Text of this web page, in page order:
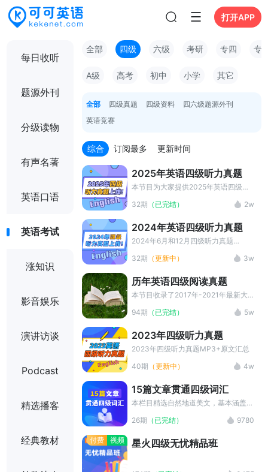
打开APP
每日收听
题源外刊
分级读物
有声名著
英语口语
英语考试
涨知识
影音娱乐
演讲访谈
Podcast
精选播客
经典教材
全部 四级 六级 考研 专四 专
A级 高考 初中 小学 其它
全部 四级真题 四级资料
四六级题源外刊
英语竞赛
综合 订阅最多 更新时间
2025年英语四级听力真题
本节目为大家提供2025年英语四级听
是英语四级听力训练的最佳材料选择。
32期 （已完结） 2w
2024年英语四级听力真题
2024年6月和12月四级听力真题
32期 （更新中） 3w
历年英语四级阅读真题
本节目收录了2017年-2021年最新大
盖了健康、旅游、大众科学和社会文化
对较高，话题贴近日常生活，是大家夯
实阅读基础、积累写作句型的绝佳资
94期 （已完结） 5w
2023年四级听力真题
2023年四级听力真题MP3+原文汇总
40期 （更新中） 4w
15篇文章贯通四级词汇
本栏目精选自然地道美文，基本涵盖大
和寓记于读的自然学习理念完美结合，
速扩充与语境理解珠联璧合的神奇之
26期 （已完结） 9780
付费 视频 星火四级无忧精品班